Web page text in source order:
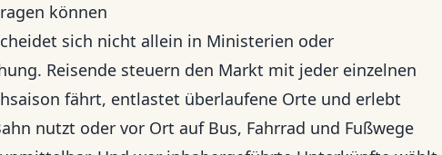
können
sich nicht allein in Ministerien oder
Reisende steuern den Markt mit jeder einzelnen
fährt, entlastet überlaufene Orte und erlebt
nutzt oder vor Ort auf Bus, Fahrrad und Fußwege